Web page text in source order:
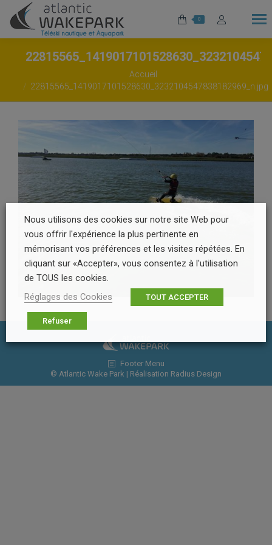
0
Accueil
22815565_1419017101528630_3232104547838182969_n.jpg
Footer Menu
© Atlantic Wake Park | Réalisation Radius Design
Nous utilisons des cookies sur notre site Web pour
vous offrir l'expérience la plus pertinente en
mémorisant vos préférences et les visites répétées. En
cliquant sur «Accepter», vous consentez à l'utilisation
de TOUS les cookies.
Réglages des Cookies
TOUT ACCEPTER
Refuser